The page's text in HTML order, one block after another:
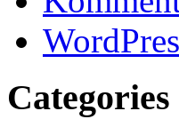
Categories